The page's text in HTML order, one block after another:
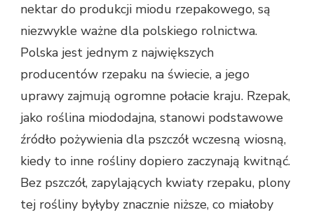
nektar do produkcji miodu rzepakowego, są
niezwykle ważne dla polskiego rolnictwa.
Polska jest jednym z największych
producentów rzepaku na świecie, a jego
uprawy zajmują ogromne połacie kraju. Rzepak,
jako roślina miododajna, stanowi podstawowe
źródło pożywienia dla pszczół wczesną wiosną,
kiedy to inne rośliny dopiero zaczynają kwitnąć.
Bez pszczół, zapylających kwiaty rzepaku, plony
tej rośliny byłyby znacznie niższe, co miałoby